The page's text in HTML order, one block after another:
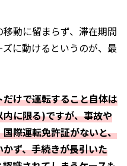
動に留まらず、滞在期間
に動けるというのが、最
けで運転すること自体は
に限る)ですが、事故や
際運転免許証がないと、
ず、手続きが長引いた